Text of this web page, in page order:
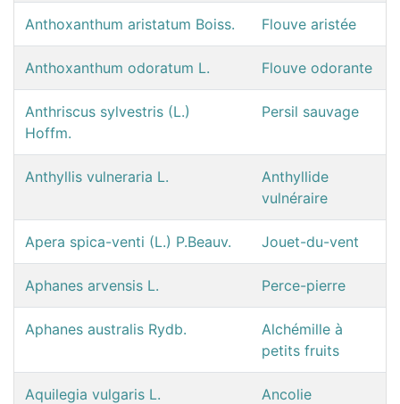
Anthoxanthum aristatum Boiss. Flouve aristée
Anthoxanthum odoratum L. Flouve odorante
Anthriscus sylvestris (L.)
Hoffm.
Persil sauvage
Anthyllis vulneraria L.
Anthyllide
vulnéraire
Apera spica-venti (L.) P.Beauv. Jouet-du-vent
Aphanes arvensis L. Perce-pierre
Aphanes australis Rydb.
Alchémille à
petits fruits
Aquilegia vulgaris L.
Ancolie